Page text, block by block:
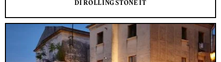
DI ROLLING STONE IT